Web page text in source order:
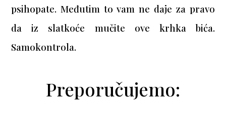
psihopate. Međutim to vam ne daje za pravo
da iz slatkoće mučite ove krhka bića.
Samokontrola.
Preporučujemo: